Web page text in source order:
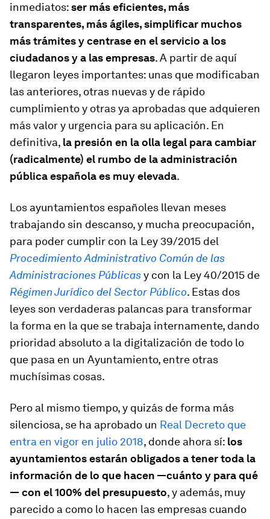
inmediatos:ser más eficientes, más
transparentes, más ágiles, simplificar muchos
más trámites y centrase en el servicio a los
ciudadanos y a las empresas. A partir de aquí
llegaron leyes importantes: unas que modificaban
las anteriores, otras nuevas y de rápido
cumplimiento y otras ya aprobadas que adquieren
más valor y urgencia para su aplicación. En
definitiva, la presión en la olla legal para cambiar
(radicalmente) el rumbo de la administración
pública española es muy elevada.
Los ayuntamientos españoles llevan meses
trabajando sin descanso, y mucha preocupación,
para poder cumplir con la Ley 39/2015 del
Procedimiento Administrativo Común de las
Administraciones Públicasy con la Ley 40/2015 de
Régimen Jurídico del Sector Público. Estas dos
leyes son verdaderas palancas para transformar
la forma en la que se trabaja internamente, dando
prioridad absoluto a la digitalización de todo lo
que pasa en un Ayuntamiento, entre otras
muchísimas cosas.
Pero al mismo tiempo, y quizás de forma más
silenciosa, se ha aprobado un Real Decreto que
entra en vigor en julio 2018, donde ahora sí: los
ayuntamientos estarán obligados a tener toda la
información de lo que hacen —cuánto y para qué
—con el 100% del presupuesto, y además, muy
parecido a como lo hacen las empresas cuando